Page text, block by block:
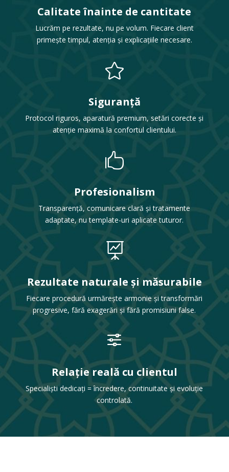
Calitate înainte de cantitate
Lucrăm pe rezultate, nu pe volum. Fiecare client
primește timpul, atenția și explicațiile necesare.

Siguranță
Protocol riguros, aparatură premium, setări corecte și
atenție maximă la confortul clientului.

Profesionalism
Transparență, comunicare clară și tratamente
adaptate, nu template-uri aplicate tuturor.

Rezultate naturale și măsurabile
Fiecare procedură urmărește armonie și transformări
progresive, fără exagerări și fără promisiuni false.
f
Relație reală cu clientul
Specialiști dedicați = încredere, continuitate și evoluție
controlată.